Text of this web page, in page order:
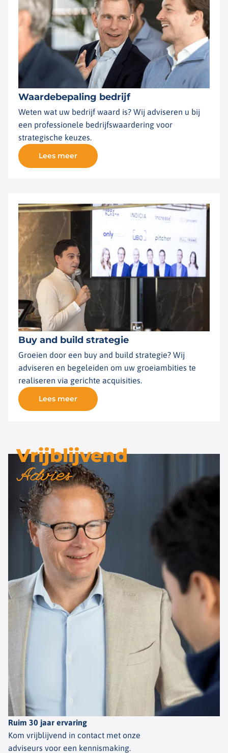
Waardebepaling bedrijf
Weten wat uw bedrijf waard is? Wij adviseren u bij
een professionele bedrijfswaardering voor
strategische keuzes.
Lees meer
Buy and build strategie
Groeien door een buy and build strategie? Wij
adviseren en begeleiden om uw groeiambities te
realiseren via gerichte acquisities.
Lees meer
Vrijblijvend
Advies
Ruim 30 jaar ervaring
Kom vrijblijvend in contact met onze
adviseurs voor een kennismaking.